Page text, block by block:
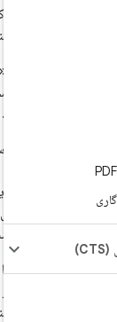
«باید»، «نباید»،
در این سند
شخص یا
راه‌حل
شده در این
در آن گنجانده شده